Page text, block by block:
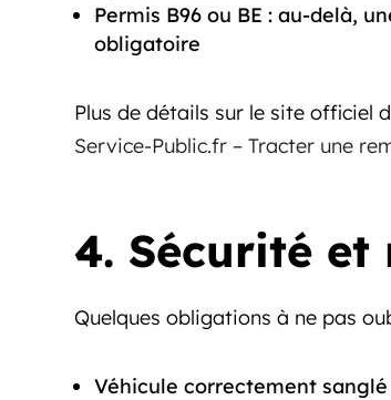
Permis B96 ou BE : au-delà,
obligatoire
Plus de détails sur le site officiel
Service-Public.fr – Tracter une
4. Sécurité
Quelques obligations à ne pas
Véhicule correctement sanglé